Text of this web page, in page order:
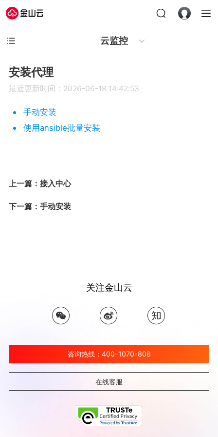
云监控
安装代理
最近更新时间：2026-06-18 14:42:53
手动安装
使用ansible批量安装
上一篇：接入中心
下一篇：手动安装
关注金山云
咨询热线：400-1070-808
在线客服